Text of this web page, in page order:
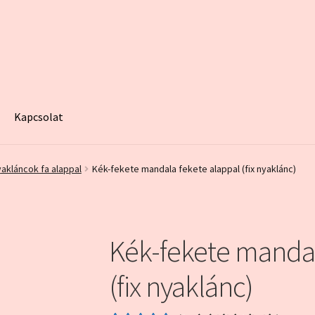
Kapcsolat
minta oldal Fiókom Home Kapcsolat Kosár My account Pénztár
fa alappal Kék-fekete mandala fekete alappal (fix nyaklánc)
Kék-fekete
(fix nyaklánc)